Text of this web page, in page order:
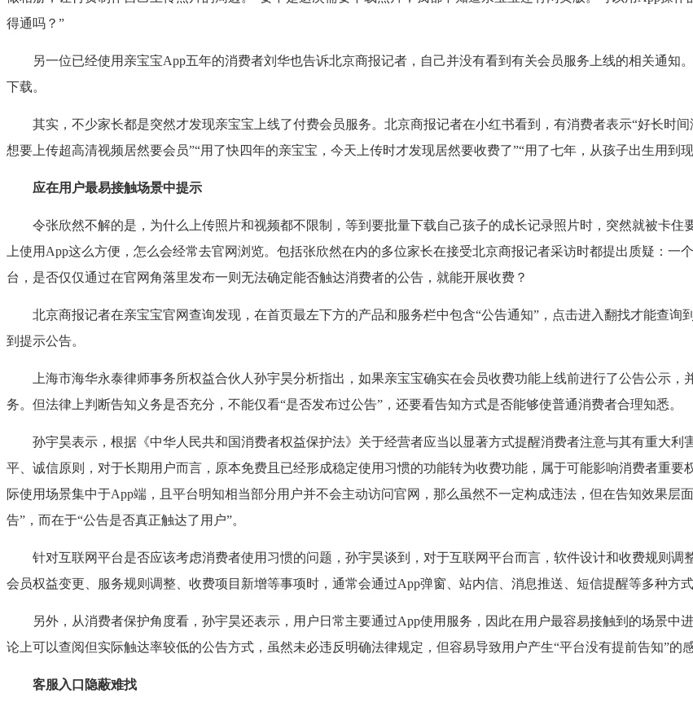
得通吗？”
另一位已经使用亲宝宝App五年的消费者刘华也告诉北京商报记者，自己并没有看到有关会员服务上线的相关通知
下载。
其实，不少家长都是突然才发现亲宝宝上线了付费会员服务。北京商报记者在小红书看到，有消费者表示“好长时
想要上传超高清视频居然要会员”“用了快四年的亲宝宝，今天上传时才发现居然要收费了”“用了七年，从孩子出生用到
应在用户最易接触场景中提示
令张欣然不解的是，为什么上传照片和视频都不限制，等到要批量下载自己孩子的成长记录照片时，突然就被卡住
上使用App这么方便，怎么会经常去官网浏览。包括张欣然在内的多位家长在接受北京商报记者采访时都提出质疑：
台，是否仅仅通过在官网角落里发布一则无法确定能否触达消费者的公告，就能开展收费？
北京商报记者在亲宝宝官网查询发现，在首页最左下方的产品和服务栏中包含“公告通知”，点击进入翻找才能查询
到提示公告。
上海市海华永泰律师事务所权益合伙人孙宇昊分析指出，如果亲宝宝确实在会员收费功能上线前进行了公告公示，
务。但法律上判断告知义务是否充分，不能仅看“是否发布过公告”，还要看告知方式是否能够使普通消费者合理知悉。
孙宇昊表示，根据《中华人民共和国消费者权益保护法》关于经营者应当以显著方式提醒消费者注意与其有重大利
平、诚信原则，对于长期用户而言，原本免费且已经形成稳定使用习惯的功能转为收费功能，属于可能影响消费者重
际使用场景集中于App端，且平台明知相当部分用户并不会主动访问官网，那么虽然不一定构成违法，但在告知效果层
告”，而在于“公告是否真正触达了用户”。
针对互联网平台是否应该考虑消费者使用习惯的问题，孙宇昊谈到，对于互联网平台而言，软件设计和收费规则调
会员权益变更、服务规则调整、收费项目新增等事项时，通常会通过App弹窗、站内信、消息推送、短信提醒等多种方
另外，从消费者保护角度看，孙宇昊还表示，用户日常主要通过App使用服务，因此在用户最容易接触到的场景中
论上可以查阅但实际触达率较低的公告方式，虽然未必违反明确法律规定，但容易导致用户产生“平台没有提前告知”的
客服入口隐蔽难找